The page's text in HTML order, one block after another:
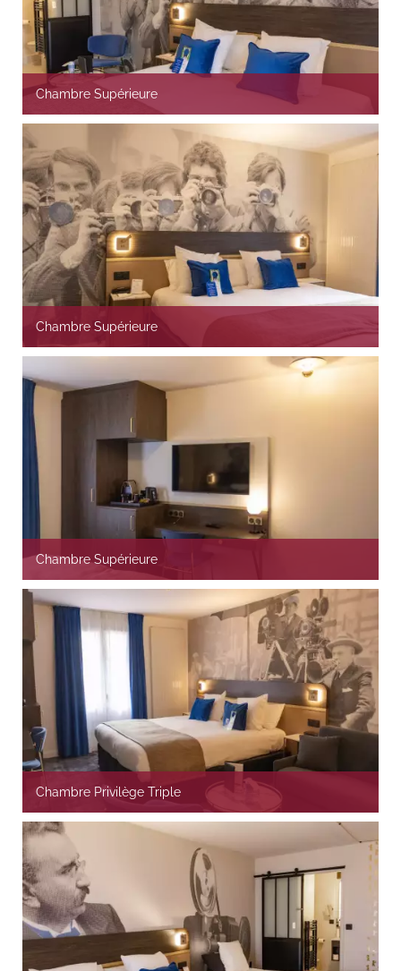
Chambre Supérieure
Chambre Supérieure
Chambre Supérieure
Chambre Privilège Triple